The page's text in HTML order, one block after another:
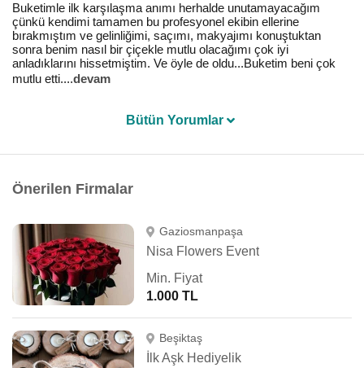
Buketimle ilk karşılaşma anımı herhalde unutamayacağım
çünkü kendimi tamamen bu profesyonel ekibin ellerine
bırakmıştım ve gelinliğimi, saçımı, makyajımı konuştuktan
sonra benim nasıl bir çiçekle mutlu olacağımı çok iyi
anladıklarını hissetmiştim. Ve öyle de oldu...Buketim beni çok
mutlu etti....devam
Bütün Yorumlar
Önerilen Firmalar
Gaziosmanpaşa
Nisa Flowers Event
Min. Fiyat
1.000 TL
Beşiktaş
İlk Aşk Hediyelik